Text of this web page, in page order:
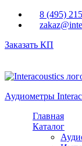
Перейти к8 (495)
Заказать КП
Аудиометры
Главная
Каталог